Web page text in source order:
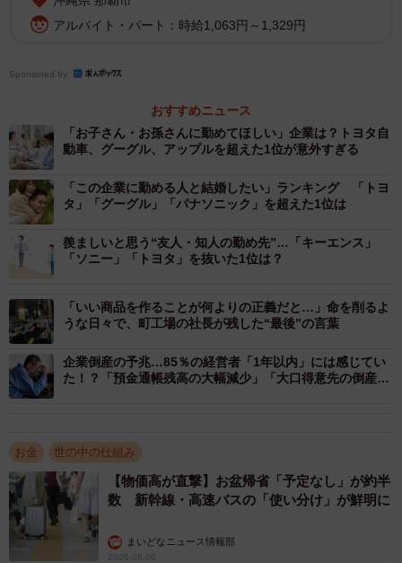
主な事業とする「農業」で、56社に1社が倒産する危険性が
農業で大手企業の倒産が複数発生し、その余波により連鎖
倒産も発生しており、農業全体の倒産危険度が高まってい
るといいます。
【2位：電気業】
2位は「発電所」「電力小売り」などを主な事業とする「電
す。
2021年の初頭から続く燃料価格の高騰により、発電所を持
たない「新電力」と呼ばれる電力小売り事業者の多くで電
力の仕入価格が提供価格を上回る“逆ザヤ”が発生した結果、
気業全体の倒産リスク増加が予測されるといいます。
【3位：業務用機械器具製造業】
3位は「医療用機械」「アミューズメント機器」「光学機器
アルバイト・パート：時給1,063円～1,329円
Sponsored by
おすすめニュース
「お子さん・お孫さんに勤めてほしい」企業は？トヨタ自
動車、グーグル、アップルを超えた1位が意外すぎる
「この企業に勤める人と結婚したい」ランキング 「トヨ
タ」「グーグル」「パナソニック」を超えた1位は
羨ましいと思う“友人・知人の勤め先”…「キーエンス」
「ソニー」「トヨタ」を抜いた1位は？
「いい商品を作ることが何よりの正義だと…」命を削るよ
うな日々で、町工場の社長が残した“最後”の言葉
企業倒産の予兆…85％の経営者「1年以内」には感じてい
た！？「預金通帳残高の大幅減少」「大口得意先の倒産」
お金 世の中の仕組み
【物価高が直撃】お盆帰省「予定なし」が約半
数 新幹線・高速バスの「使い分け」が鮮明に
まいどなニュース情報部
2026.08.06